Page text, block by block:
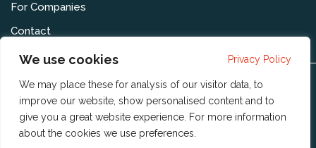
We use cookies Privacy Policy
We may place these for analysis of our visitor data, to
improve our website, show personalised content and to
give you a great website experience. For more information
about the cookies we use preferences
For Companies
Contact
Disclaimer & Voorwaarden
Privacy Statement
Community Policy